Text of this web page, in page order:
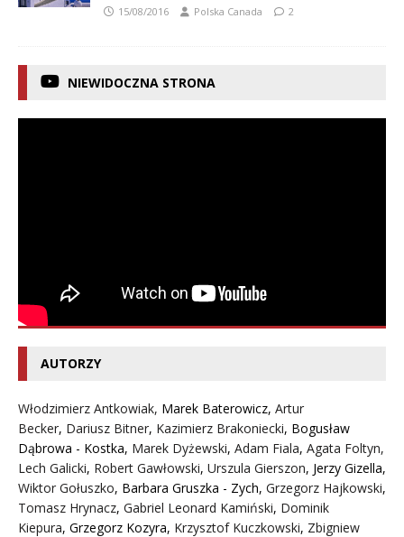
15/08/2016 Polska Canada 2
NIEWIDOCZNA STRONA
AUTORZY
Włodzimierz Antkowiak, Marek Baterowicz, Artur
Becker, Dariusz Bitner, Kazimierz Brakoniecki, Bogusław
Dąbrowa - Kostka, Marek Dyżewski, Adam Fiala, Agata Foltyn,
Lech Galicki, Robert Gawłowski, Urszula Gierszon, Jerzy Gizella,
Wiktor Gołuszko, Barbara Gruszka - Zych, Grzegorz Hajkowski,
Tomasz Hrynacz, Gabriel Leonard Kamiński, Dominik
Kiepura, Grzegorz Kozyra, Krzysztof Kuczkowski, Zbigniew